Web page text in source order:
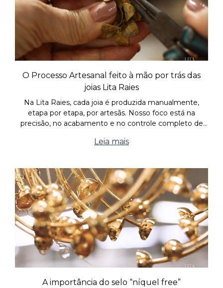
O Processo Artesanal feito à mão por trás das
joias Lita Raies
Na Lita Raies, cada joia é produzida manualmente,
etapa por etapa, por artesãs. Nosso foco está na
precisão, no acabamento e no controle completo de
Leia mais
A importância do selo “níquel free”